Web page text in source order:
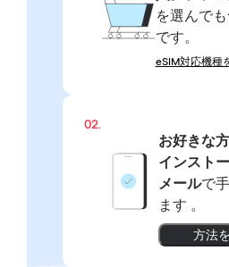
を選んでも
です。
eSIM対応機種
02.
お好きな
インスト
メールで
ます 。
方法